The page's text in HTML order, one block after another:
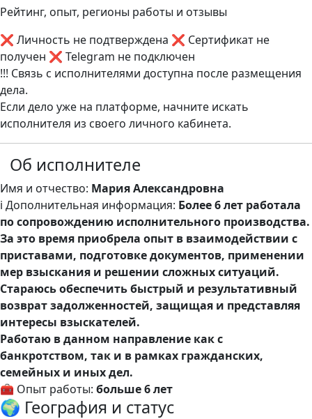
Рейтинг, опыт, регионы работы и отзывы
❌ Личность не подтверждена ❌ Сертификат не
получен ❌ Telegram не подключен
!!! Связь с исполнителями доступна после размещения
дела.
Если дело уже на платформе, начните искать
исполнителя из своего личного кабинета.
Об исполнителе
Имя и отчество: Мария Александровна
ℹ️ Дополнительная информация: Более 6 лет работала
по сопровождению исполнительного производства.
За это время приобрела опыт в взаимодействии с
приставами, подготовке документов, применении
мер взыскания и решении сложных ситуаций.
Стараюсь обеспечить быстрый и результативный
возврат задолженностей, защищая и представляя
интересы взыскателей.
Работаю в данном направление как с
банкротством, так и в рамках гражданских,
семейных и иных дел.
🧰 Опыт работы: больше 6 лет
🌍 География и статус